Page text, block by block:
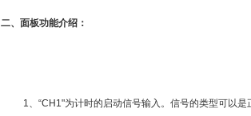
二、面板功能介绍：
1、“CH1"为计时的启动信号输入。信号的类型可以